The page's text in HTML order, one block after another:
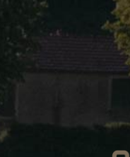
La Digoine
La Fortune Bio
Les Clous Aimé
Les Clous Bio